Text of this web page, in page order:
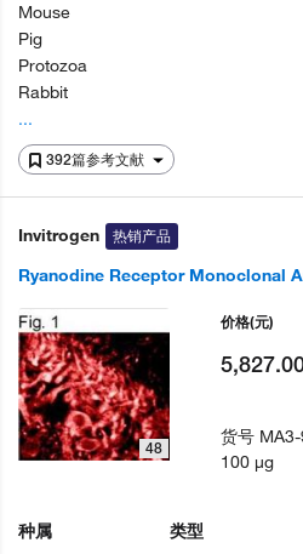
392篇参考文献
Mouse
Pig
Protozoa
Rabbit
...
Invitrogen 热销产品
Ryanodine Receptor Monoclonal
48
种属
类型
价格(元)
货号
100 µg